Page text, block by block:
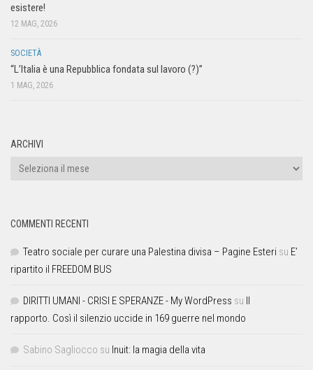
esistere!
12 MAG, 2026
SOCIETÀ
“L’Italia è una Repubblica fondata sul lavoro (?)”
1 MAG, 2026
ARCHIVI
COMMENTI RECENTI
Teatro sociale per curare una Palestina divisa – Pagine Esteri su E’
ripartito il FREEDOM BUS
DIRITTI UMANI - CRISI E SPERANZE - My WordPress su Il
rapporto. Così il silenzio uccide in 169 guerre nel mondo
Sabino Sagliocco su Inuit: la magia della vita